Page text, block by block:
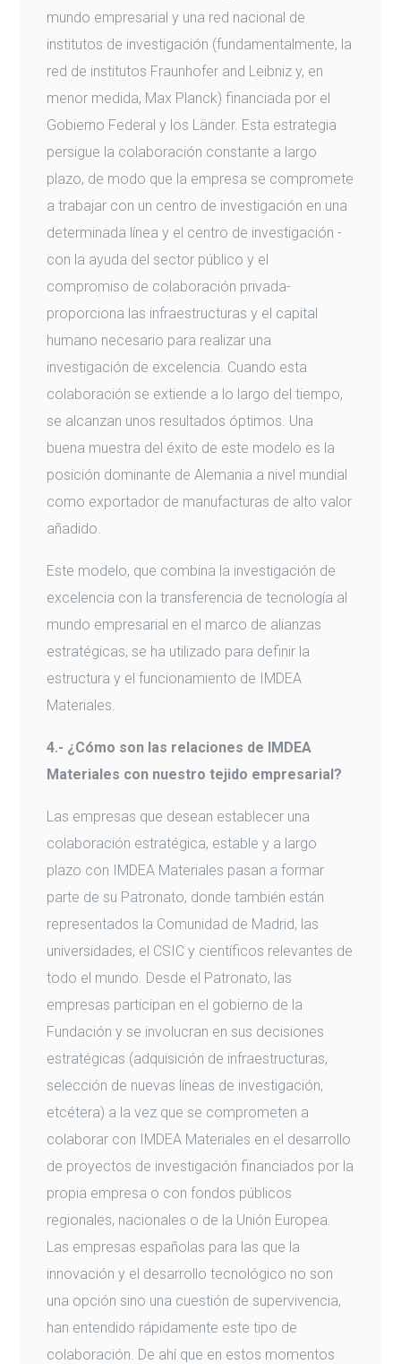
mundo empresarial y una red nacional de
institutos de investigación (fundamentalmente, la
red de institutos Fraunhofer and Leibniz y, en
menor medida, Max Planck) financiada por el
Gobierno Federal y los Länder. Esta estrategia
persigue la colaboración constante a largo
plazo, de modo que la empresa se compromete
a trabajar con un centro de investigación en una
determinada línea y el centro de investigación -
con la ayuda del sector público y el
compromiso de colaboración privada-
proporciona las infraestructuras y el capital
humano necesario para realizar una
investigación de excelencia. Cuando esta
colaboración se extiende a lo largo del tiempo,
se alcanzan unos resultados óptimos. Una
buena muestra del éxito de este modelo es la
posición dominante de Alemania a nivel mundial
como exportador de manufacturas de alto valor
añadido.
Este modelo, que combina la investigación de
excelencia con la transferencia de tecnología al
mundo empresarial en el marco de alianzas
estratégicas, se ha utilizado para definir la
estructura y el funcionamiento de IMDEA
Materiales.
4.- ¿Cómo son las relaciones de IMDEA
Materiales con nuestro tejido empresarial?
Las empresas que desean establecer una
colaboración estratégica, estable y a largo
plazo con IMDEA Materiales pasan a formar
parte de su Patronato, donde también están
representados la Comunidad de Madrid, las
universidades, el CSIC y científicos relevantes de
todo el mundo. Desde el Patronato, las
empresas participan en el gobierno de la
Fundación y se involucran en sus decisiones
estratégicas (adquisición de infraestructuras,
selección de nuevas líneas de investigación,
etcétera) a la vez que se comprometen a
colaborar con IMDEA Materiales en el desarrollo
de proyectos de investigación financiados por la
propia empresa o con fondos públicos
regionales, nacionales o de la Unión Europea.
Las empresas españolas para las que la
innovación y el desarrollo tecnológico no son
una opción sino una cuestión de supervivencia,
han entendido rápidamente este tipo de
colaboración. De ahí que en estos momentos